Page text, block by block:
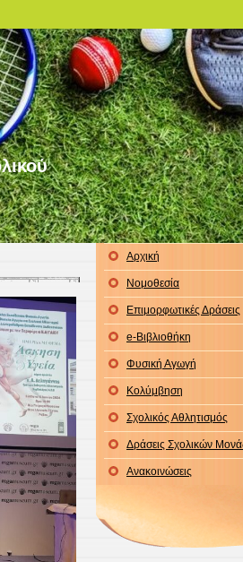
Αρχική
Νομοθεσία
Επιμορφωτικές Δράσεις
e-Βιβλιοθήκη
Φυσική Αγωγή
Κολύμβηση
Σχολικός Αθλητισμός
Δράσεις Σχολικών
Ανακοινώσεις